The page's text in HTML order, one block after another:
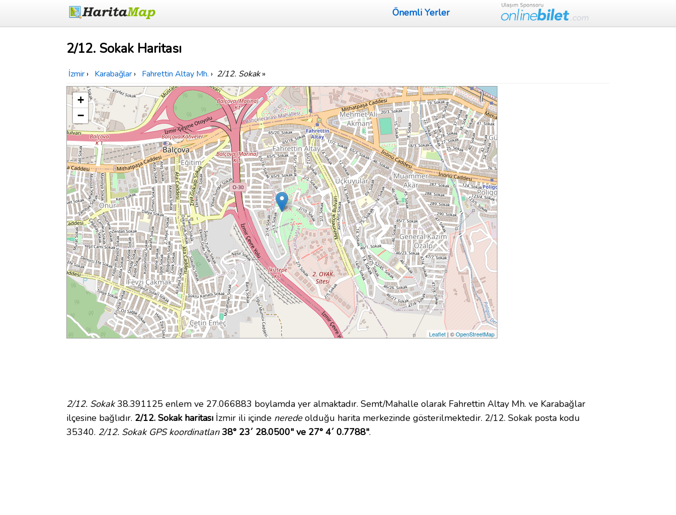
Önemli Yerler
2/12. Sokak Haritası
İzmir › Karabağlar › Fahrettin Altay Mh. › 2/12. Sokak»
+
−
Leaflet | ©OpenStreetMap
2/12. Sokak38.391125 enlem ve 27.066883 boylamda yer almaktadır. Semt/Mahalle olarak Fahrettin Altay Mh. ve Karabağlar
ilçesine bağlıdır. 2/12. Sokak haritası İzmir ili içinde neredeolduğu harita merkezinde gösterilmektedir. 2/12. Sokak posta kodu
35340. 2/12. Sokak GPS koordinatları 38° 23´ 28.0500" ve 27° 4´ 0.7788".